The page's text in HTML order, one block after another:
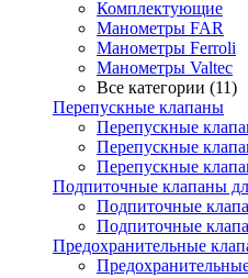
Комплектующие
Манометры FAR
Манометры Ferroli
Манометры Valtec
Все категории (11)
Перепускные клапаны
Перепускные
Перепускные
Перепускные
Подпиточные клапаны
Подпиточные
Подпиточные
Предохранительные